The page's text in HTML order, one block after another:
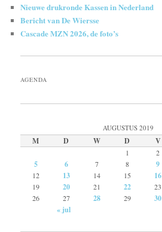
Nieuwe drukronde Kassen in Nederland
Bericht van De Wiersse
Cascade MZN 2026, de foto’s
AGENDA
AUGUSTUS 2019
M D W D V
1 2
5 6 7 8 9
12
13 14 15 16
19
20 21 22 23
26
27 28 29 30
« jul